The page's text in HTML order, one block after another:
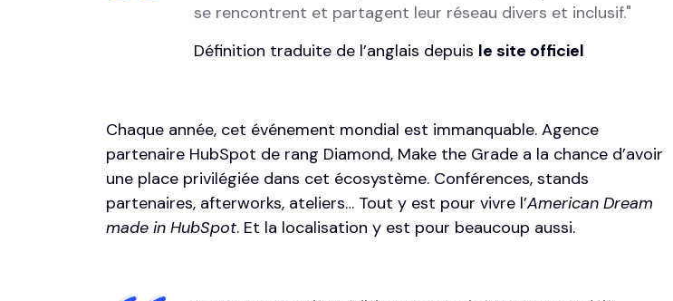
se rencontrent et partagent leur réseau divers et inclusif."
Définition traduite de l’anglais depuis le site officiel
Chaque année, cet événement mondial est immanquable. Agence
partenaire HubSpot de rang Diamond, Make the Grade a la chance d’avoir
une place privilégiée dans cet écosystème. Conférences, stands
partenaires, afterworks, ateliers… Tout y est pour vivre l’American Dream
made in HubSpot. Et la localisation y est pour beaucoup aussi.